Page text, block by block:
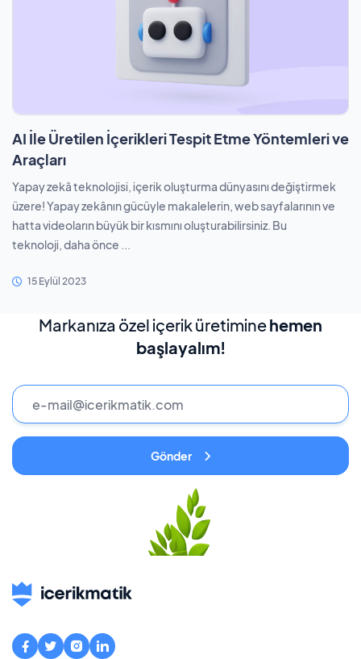
AI İle Üretilen İçerikleri Tespit Etme Yöntemleri ve
Araçları
Yapay zekâ teknolojisi, içerik oluşturma dünyasını değiştirmek
üzere! Yapay zekânın gücüyle makalelerin, web sayfalarının ve
hatta videoların büyük bir kısmını oluşturabilirsiniz. Bu
teknoloji, daha önce ...
15 Eylül 2023
Markanıza özel içerik üretiminehemen
başlayalım!
Gönder